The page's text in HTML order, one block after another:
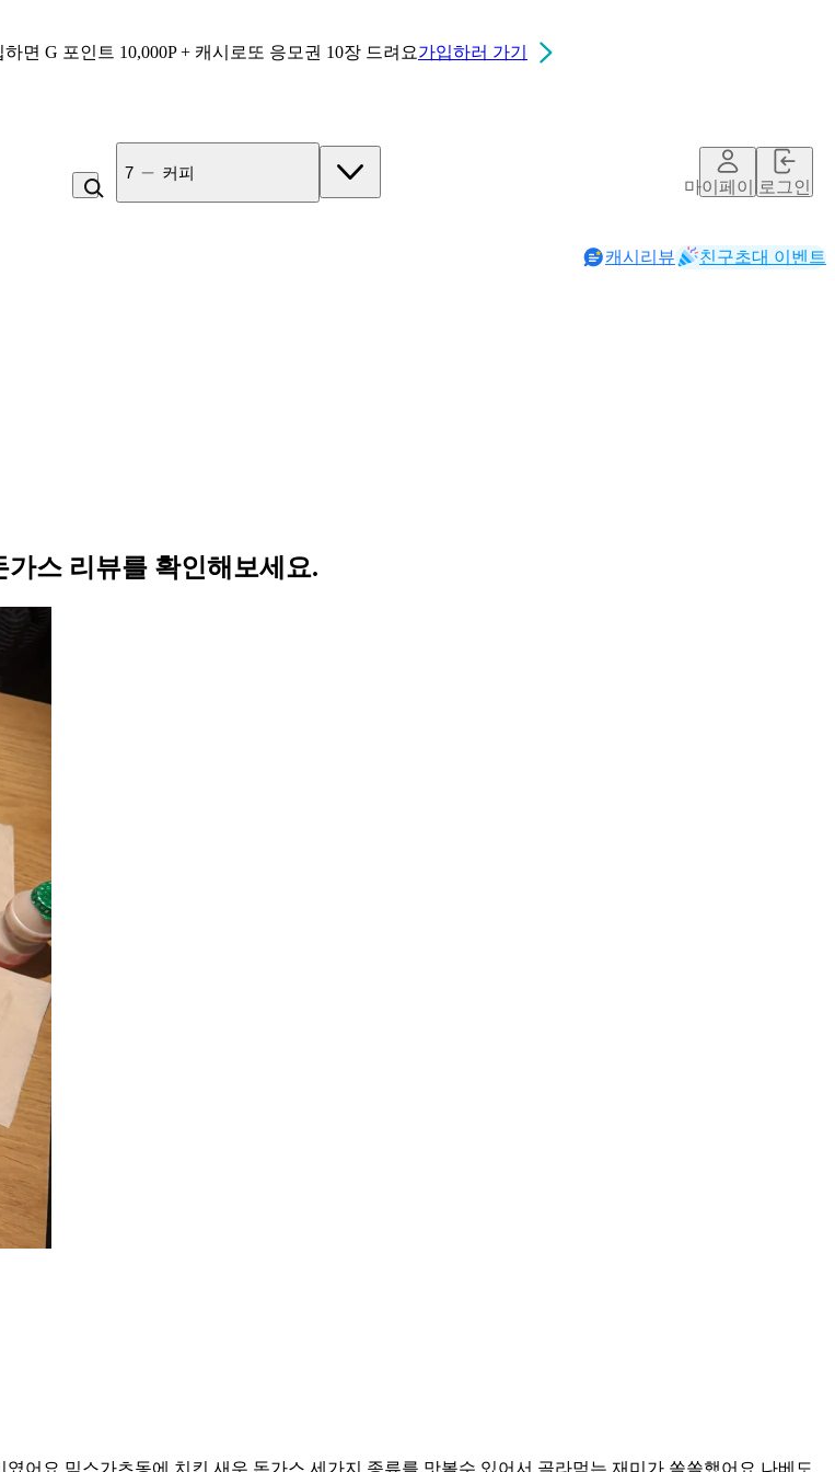
하면 G 포인트 10,000P + 캐시로또 응모권 10장 드려요가입하러 가기
8 복숭아
마이페이지로그인
캐시리뷰 친구초대 이벤트
스 리뷰를 확인해보세요.
어요 믹스가츠동에 치킨 새우 돈가스 세가지 종류를 맛볼수 있어서 골라먹는 재미가 쏠쏠했어요 나베도